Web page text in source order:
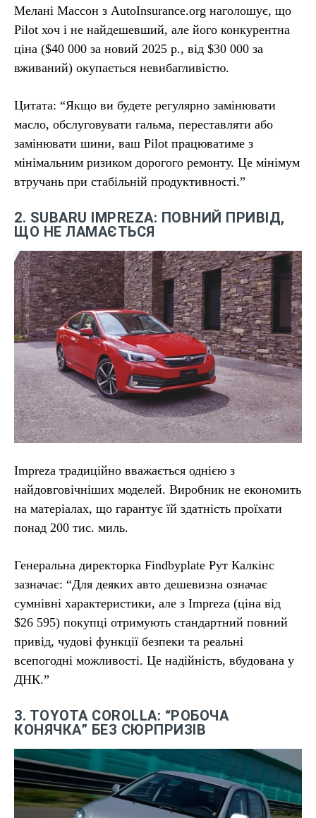
Мелані Массон з AutoInsurance.org наголошує, що
Pilot хоч і не найдешевший, але його конкурентна
ціна ($40 000 за новий 2025 р., від $30 000 за
вживаний) окупається невибагливістю.
Цитата: “Якщо ви будете регулярно замінювати
масло, обслуговувати гальма, переставляти або
замінювати шини, ваш Pilot працюватиме з
мінімальним ризиком дорогого ремонту. Це мінімум
втручань при стабільній продуктивності.”
2. SUBARU IMPREZA: ПОВНИЙ ПРИВІД,
ЩО НЕ ЛАМАЄТЬСЯ
Impreza традиційно вважається однією з
найдовговічніших моделей. Виробник не економить
на матеріалах, що гарантує їй здатність проїхати
понад 200 тис. миль.
Генеральна директорка Findbyplate Рут Калкінс
зазначає: “Для деяких авто дешевизна означає
сумнівні характеристики, але з Impreza (ціна від
$26 595) покупці отримують стандартний повний
привід, чудові функції безпеки та реальні
всепогодні можливості. Це надійність, вбудована у
ДНК.”
3. TOYOTA COROLLA: “РОБОЧА
КОНЯЧКА” БЕЗ СЮРПРИЗІВ